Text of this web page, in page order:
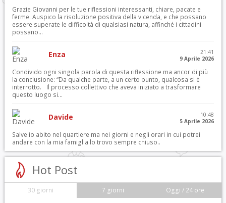
Grazie Giovanni per le tue riflessioni interessanti, chiare, pacate e
ferme. Auspico la risoluzione positiva della vicenda, e che possano
essere superate le difficoltà di qualsiasi natura, affinché i cittadini
possano...
Enza
21:41
9 Aprile 2026
Condivido ogni singola parola di questa riflessione ma ancor di più
la conclusione: “Da qualche parte, a un certo punto, qualcosa si è
interrotto. Il processo collettivo che aveva iniziato a trasformare
questo luogo si...
Davide
10:48
5 Aprile 2026
Salve io abito nel quartiere ma nei giorni e negli orari in cui potrei
andare con la mia famiglia lo trovo sempre chiuso..
Hot Post
30 giorni 7 giorni Oggi / 24 ore